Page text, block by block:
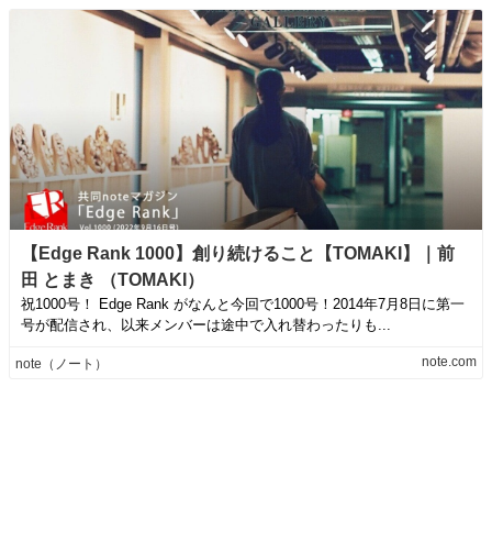
【Edge Rank 1000】創り続けること【TOMAKI】｜前
田 とまき （TOMAKI）
祝1000号！ Edge Rank がなんと今回で1000号！2014年7月8日に第一
号が配信され、以来メンバーは途中で入れ替わったりも...
note（ノート） note.com